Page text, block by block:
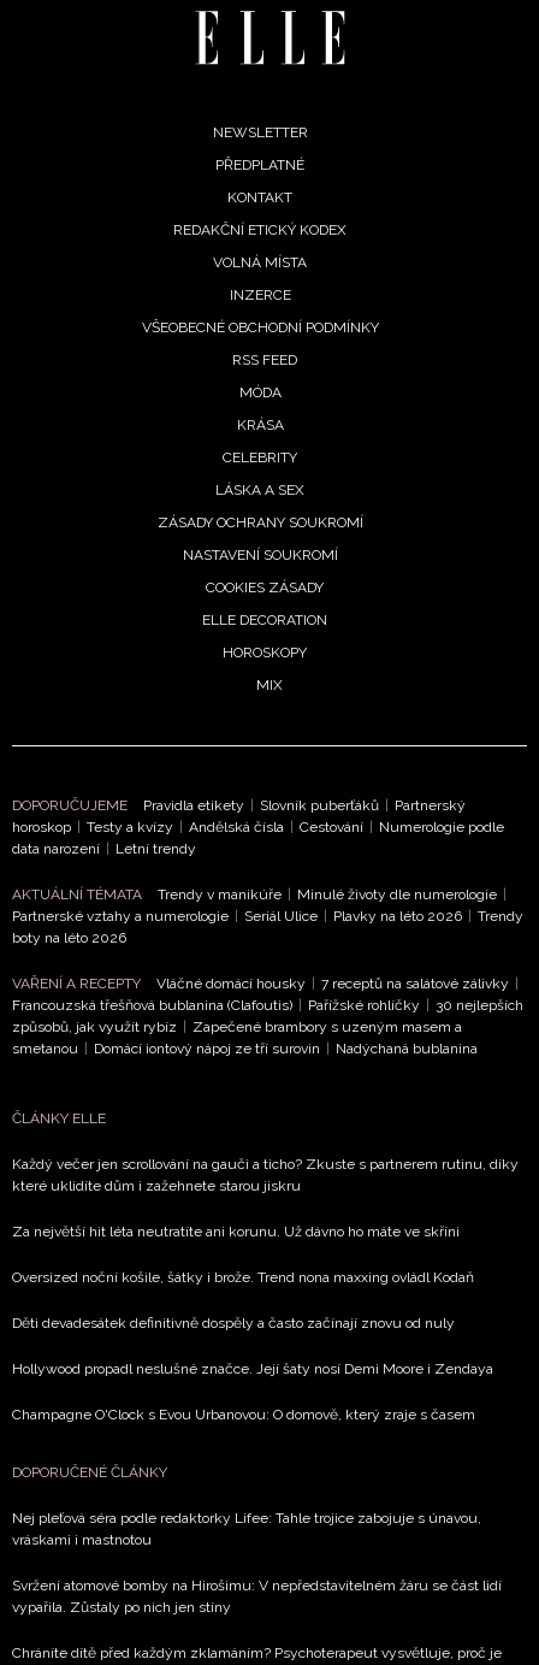
NEWSLETTER
PŘEDPLATNÉ
KONTAKT
REDAKČNÍ ETICKÝ KODEX
VOLNÁ MÍSTA
INZERCE
VŠEOBECNÉ OBCHODNÍ PODMÍNKY
RSS FEED
MÓDA
KRÁSA
CELEBRITY
LÁSKA A SEX
ZÁSADY OCHRANY SOUKROMÍ
NASTAVENÍ SOUKROMÍ
COOKIES ZÁSADY
ELLE DECORATION
HOROSKOPY
MIX
DOPORUČUJEME Pravidla etikety Slovník puberťáků
Partnerský
horoskop
Testy a kvízy Andělská čísla Cestování
Numerologie podle
data narození
Letní trendy
AKTUÁLNÍ TÉMATA Trendy v manikúře Minulé životy dle numerologie
Partnerské vztahy a numerologie
Seriál Ulice Plavky na léto 2026
Trendy
boty na léto 2026
VAŘENÍ A RECEPTY Vláčné domácí housky 7 receptů na salátové zálivky
Francouzská třešňová bublanina (Clafoutis)
Pařížské rohlíčky
30 nejlepších
způsobů, jak využít rybíz
Zapečené brambory s uzeným masem a
smetanou
Domácí iontový nápoj ze tří surovin Nadýchaná bublanina
ČLÁNKY ELLE
Každý večer jen scrollování na gauči a ticho? Zkuste s partnerem rutinu, díky
které uklidíte dům i zažehnete starou jiskru
Za největší hit léta neutratíte ani korunu. Už dávno ho máte ve skříni
Oversized noční košile, šátky i brože. Trend nona maxxing ovládl Kodaň
Děti devadesátek definitivně dospěly a často začínají znovu od nuly
Hollywood propadl neslušné značce. Její šaty nosí Demi Moore i Zendaya
Champagne O'Clock s Evou Urbanovou: O domově, který zraje s časem
DOPORUČENÉ ČLÁNKY
Nej pleťová séra podle redaktorky Lifee: Tahle trojice zabojuje s únavou,
vráskami i mastnotou
Svržení atomové bomby na Hirošimu: V nepředstavitelném žáru se část lidí
vypařila. Zůstaly po nich jen stíny
Chráníte dítě před každým zklamáním? Psychoterapeut vysvětluje, proč je